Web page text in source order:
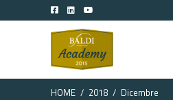
HOME 2018 Dicembre